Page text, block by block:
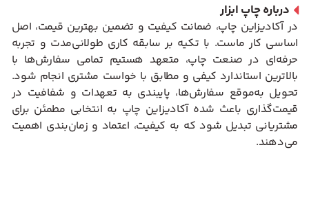
درباره چاپ ابزار
در آکادیزاین چاپ، ضمانت کیفیت و تضمین بهترین قیمت، اصل
اساسی کار ماست. با تکیه بر سابقه کاری طولانی‌مدت و تجربه
حرفه‌ای در صنعت چاپ، متعهد هستیم تمامی سفارش‌ها با
بالاترین استاندارد کیفی و مطابق با خواست مشتری انجام شود.
تحویل به‌موقع سفارش‌ها، پایبندی به تعهدات و شفافیت در
قیمت‌گذاری باعث شده آکادیزاین چاپ به انتخابی مطمئن برای
مشتریانی تبدیل شود که به کیفیت، اعتماد و زمان‌بندی اهمیت
می‌دهند.